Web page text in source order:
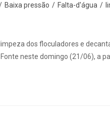
Baixa pressão / Falta-d'água /
dos floculadores e
neste domingo (21/06), a